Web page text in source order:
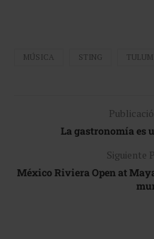
MÚSICA STING TULUM
La gastronomía es
Siguiente
México Riviera Open at